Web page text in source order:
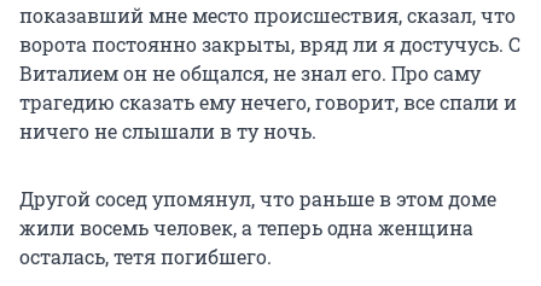
показавший мне место происшествия, сказал, что
ворота постоянно закрыты, вряд ли я достучусь. С
Виталием он не общался, не знал его. Про саму
трагедию сказать ему нечего, говорит, все спали и
ничего не слышали в ту ночь.
Другой сосед упомянул, что раньше в этом доме
жили восемь человек, а теперь одна женщина
осталась, тетя погибшего.